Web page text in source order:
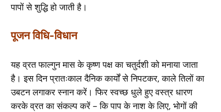
पापों से शुद्धि हो जाती है।
पूजन विधि-विधान
यह व्रत फाल्गुन मास के कृष्ण पक्ष का चतुर्दशी को मनाया जाता
है। इस दिन प्रातःकाल दैनिक कार्यों से निपटकर, काले तिलों का
उबटन लगाकर स्नान करें। फिर स्वच्छ धुले हुए वस्त्र धारण
करके व्रत का संकल्प करें – कि पाप के नाश के लिए, भोगों की